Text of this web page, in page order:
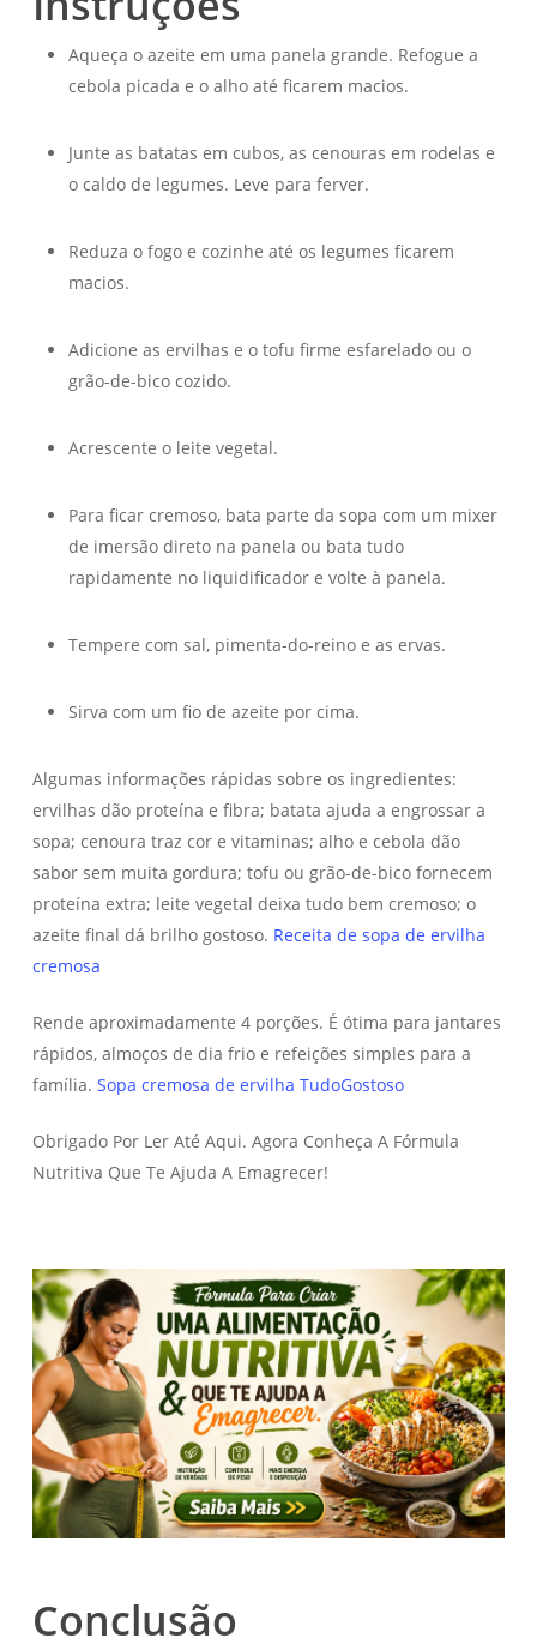
Aqueça o azeite em uma panela grande. Refogue a
cebola picada e o alho até ficarem macios.
Junte as batatas em cubos, as cenouras em rodelas e
o caldo de legumes. Leve para ferver.
Reduza o fogo e cozinhe até os legumes ficarem
macios.
Adicione as ervilhas e o tofu firme esfarelado ou o
grão-de-bico cozido.
Acrescente o leite vegetal.
Para ficar cremoso, bata parte da sopa com um mixer
de imersão direto na panela ou bata tudo
rapidamente no liquidificador e volte à panela.
Tempere com sal, pimenta-do-reino e as ervas.
Sirva com um fio de azeite por cima.
Algumas informações rápidas sobre os ingredientes:
ervilhas dão proteína e fibra; batata ajuda a engrossar a
sopa; cenoura traz cor e vitaminas; alho e cebola dão
sabor sem muita gordura; tofu ou grão-de-bico fornecem
proteína extra; leite vegetal deixa tudo bem cremoso; o
azeite final dá brilho gostoso. Receita de sopa de ervilha
cremosa
Rende aproximadamente 4 porções. É ótima para jantares
rápidos, almoços de dia frio e refeições simples para a
família. Sopa cremosa de ervilha TudoGostoso
Obrigado Por Ler Até Aqui. Agora Conheça A Fórmula
Nutritiva Que Te Ajuda A Emagrecer!
Conclusão